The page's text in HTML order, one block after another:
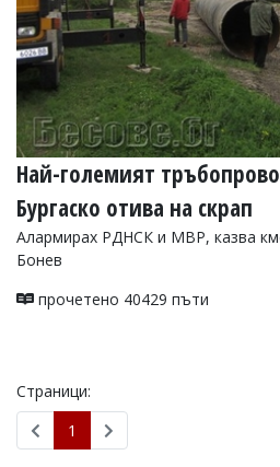
Най-големият
Бургаско отива на скрап
Алармирах РДНСК и МВР, казва
Бонев
прочетено 40429 пъти
Страници:
1